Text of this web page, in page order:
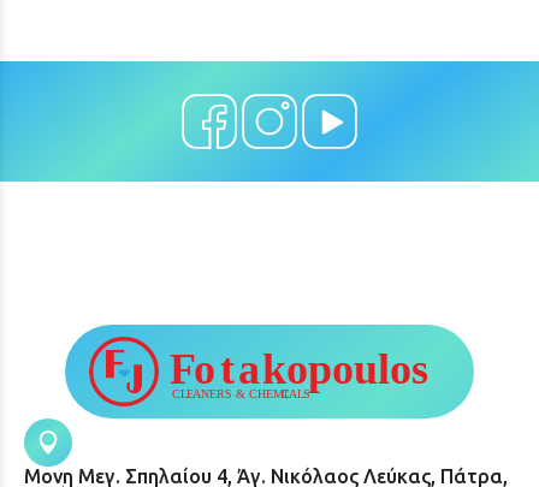
Μονη Μεγ. Σπηλαίου 4, Άγ. Νικόλαος Λεύκας, Πάτρα,